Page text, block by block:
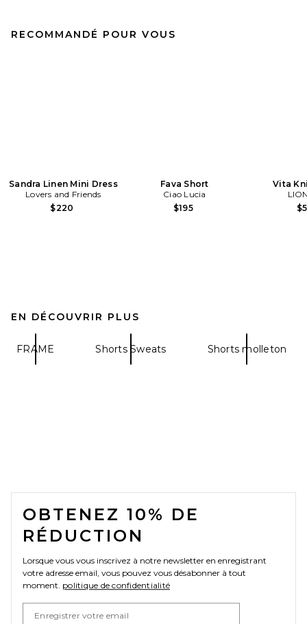
RECOMMANDÉ POUR VOUS
Sandra Linen Mini Dress
Lovers and Friends
$220
Fava Short
Ciao Lucia
$195
Vita
EN DÉCOUVRIR PLUS
FRAME Shorts Sweats Shorts molleton
FOOTER
OBTENEZ 10% DE
RÉDUCTION
Lorsque vous vous inscrivez à notre newsletter en enregistrant
votre adresse email, vous pouvez vous désabonner à tout
moment. politique de confidentialité